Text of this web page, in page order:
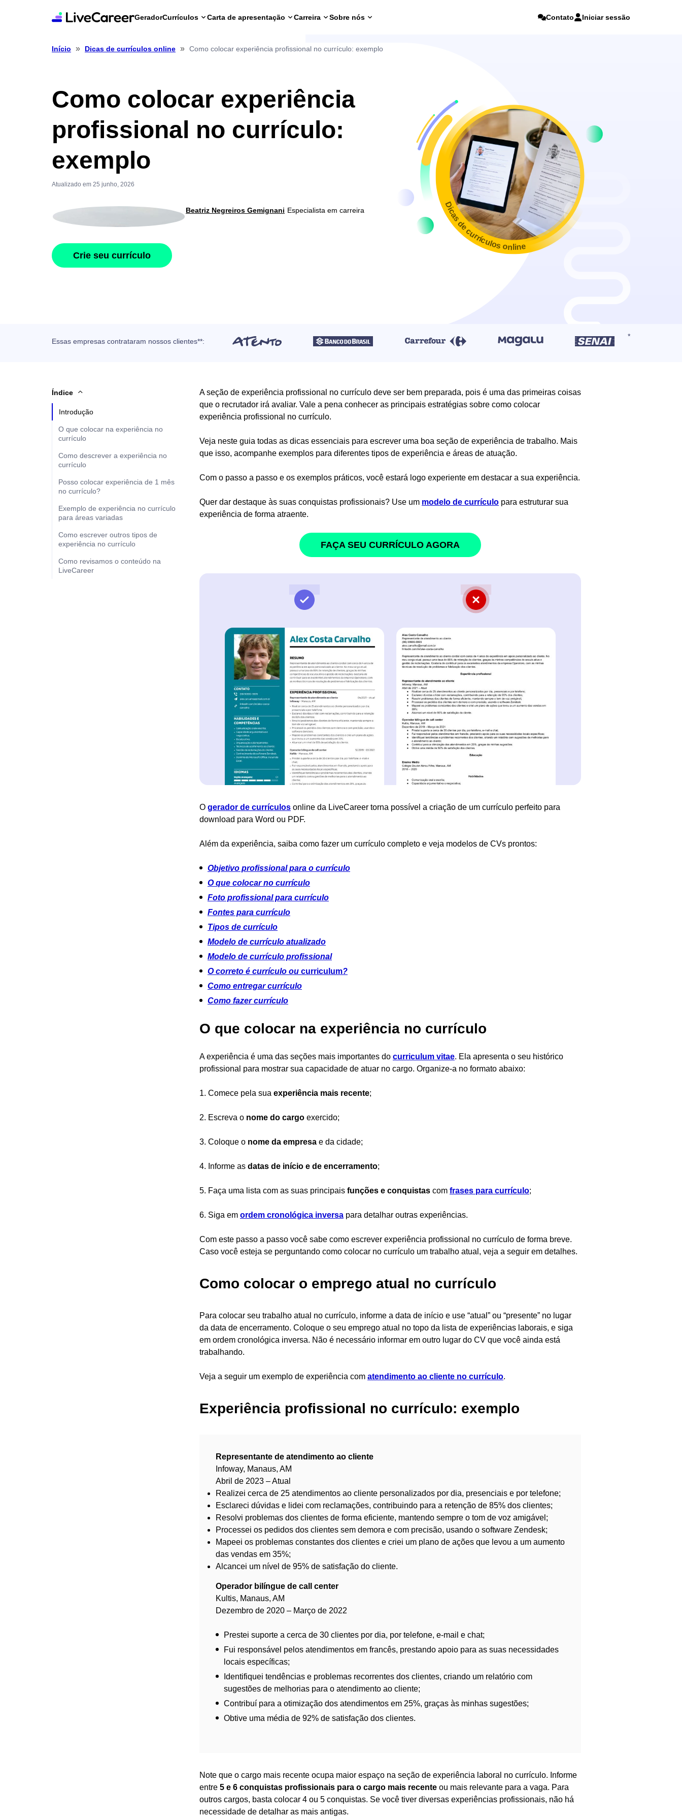
GeradorCurrículos Carta de apresentação Carreira Sobre nós Contato Iniciar sessão
Início » Dicas de currículos online » Como colocar experiência profissional no currículo: exemplo
Como colocar experiência
profissional no currículo:
exemplo
Atualizado em 25 junho, 2026
Beatriz Negreiros Gemignani Especialista em carreira
Crie seu currículo
Dicas de currículos online
Essas empresas contrataram nossos clientes**:
Índice
Introdução
O que colocar na experiência no
currículo
Como descrever a experiência no
currículo
Posso colocar experiência de 1 mês
no currículo?
Exemplo de experiência no currículo
para áreas variadas
Como escrever outros tipos de
experiência no currículo
Como revisamos o conteúdo na
LiveCareer
A seção de experiência profissional no currículo deve ser bem preparada, pois é uma das primeiras coisas
que o recrutador irá avaliar. Vale a pena conhecer as principais estratégias sobre como colocar
experiência profissional no currículo.
Veja neste guia todas as dicas essenciais para escrever uma boa seção de experiência de trabalho. Mais
que isso, acompanhe exemplos para diferentes tipos de experiência e áreas de atuação.
Com o passo a passo e os exemplos práticos, você estará logo experiente em destacar a sua experiência.
Quer dar destaque às suas conquistas profissionais? Use um modelo de currículo para estruturar sua
experiência de forma atraente.
FAÇA SEU CURRÍCULO AGORA
O gerador de currículos online da LiveCareer torna possível a criação de um currículo perfeito para
download para Word ou PDF.
Além da experiência, saiba como fazer um currículo completo e veja modelos de CVs prontos:
Objetivo profissional para o currículo
O que colocar no currículo
Foto profissional para currículo
Fontes para currículo
Tipos de currículo
Modelo de currículo atualizado
Modelo de currículo profissional
O correto é currículo ou curriculum?
Como entregar currículo
Como fazer currículo
O que colocar na experiência no currículo
A experiência é uma das seções mais importantes do curriculum vitae. Ela apresenta o seu histórico
profissional para mostrar sua capacidade de atuar no cargo. Organize-a no formato abaixo:
1. Comece pela sua experiência mais recente;
2. Escreva o nome do cargo exercido;
3. Coloque o nome da empresa e da cidade;
4. Informe as datas de início e de encerramento;
5. Faça uma lista com as suas principais funções e conquistas com frases para currículo;
6. Siga em ordem cronológica inversa para detalhar outras experiências.
Com este passo a passo você sabe como escrever experiência profissional no currículo de forma breve.
Caso você esteja se perguntando como colocar no currículo um trabalho atual, veja a seguir em detalhes.
Como colocar o emprego atual no currículo
Para colocar seu trabalho atual no currículo, informe a data de início e use “atual” ou “presente” no lugar
da data de encerramento. Coloque o seu emprego atual no topo da lista de experiências laborais, e siga
em ordem cronológica inversa. Não é necessário informar em outro lugar do CV que você ainda está
trabalhando.
Veja a seguir um exemplo de experiência com atendimento ao cliente no currículo.
Experiência profissional no currículo: exemplo
Representante de atendimento ao cliente
Infoway, Manaus, AM
Abril de 2023 – Atual
Realizei cerca de 25 atendimentos ao cliente personalizados por dia, presenciais e por telefone;
Esclareci dúvidas e lidei com reclamações, contribuindo para a retenção de 85% dos clientes;
Resolvi problemas dos clientes de forma eficiente, mantendo sempre o tom de voz amigável;
Processei os pedidos dos clientes sem demora e com precisão, usando o software Zendesk;
Mapeei os problemas constantes dos clientes e criei um plano de ações que levou a um aumento
das vendas em 35%;
Alcancei um nível de 95% de satisfação do cliente.
Operador bilíngue de call center
Kultis, Manaus, AM
Dezembro de 2020 – Março de 2022
Prestei suporte a cerca de 30 clientes por dia, por telefone, e-mail e chat;
Fui responsável pelos atendimentos em francês, prestando apoio para as suas necessidades
locais específicas;
Identifiquei tendências e problemas recorrentes dos clientes, criando um relatório com
sugestões de melhorias para o atendimento ao cliente;
Contribuí para a otimização dos atendimentos em 25%, graças às minhas sugestões;
Obtive uma média de 92% de satisfação dos clientes.
Note que o cargo mais recente ocupa maior espaço na seção de experiência laboral no currículo. Informe
entre 5 e 6 conquistas profissionais para o cargo mais recente ou mais relevante para a vaga. Para
outros cargos, basta colocar 4 ou 5 conquistas. Se você tiver diversas experiências profissionais, não há
necessidade de detalhar as mais antigas.